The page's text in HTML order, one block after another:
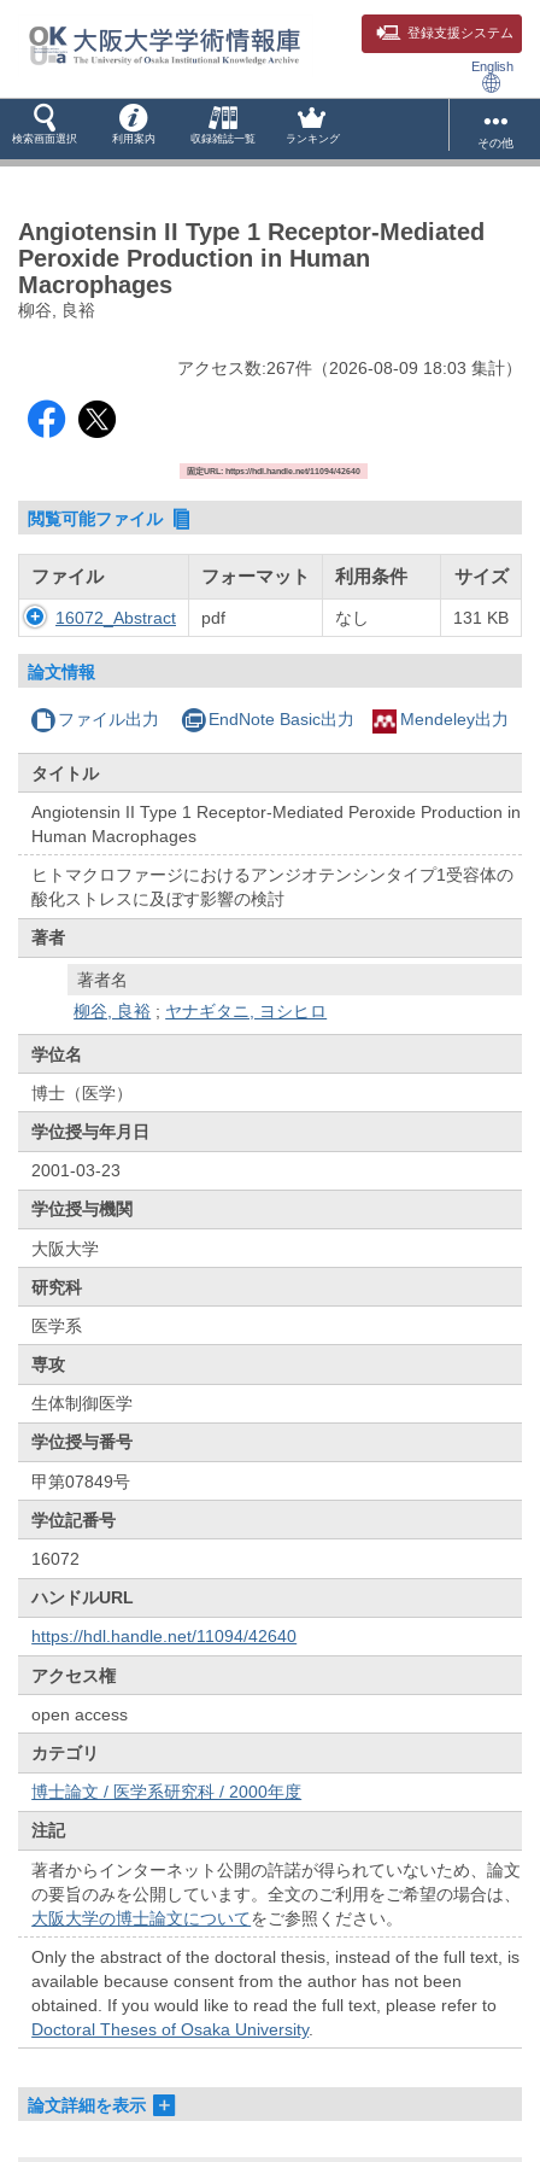
登録支援システム
English
検索画面選択 利用案内 収録雑誌一覧 ランキング その他
Angiotensin II Type 1 Receptor-Mediated
Peroxide Production in Human
Macrophages
柳谷, 良裕
アクセス数:267件 （2026-08-09 18:03 集計）
固定URL: https://hdl.handle.net/11094/42640
閲覧可能ファイル
ファイル フォーマット 利用条件 サイズ
16072_Abstract pdf なし 131 KB
論文情報
ファイル出力 EndNote Basic出力 Mendeley出力
タイトル
Angiotensin II Type 1 Receptor-Mediated Peroxide Production in
Human Macrophages
ヒトマクロファージにおけるアンジオテンシンタイプ1受容体の
酸化ストレスに及ぼす影響の検討
著者
著者名
柳谷, 良裕 ; ヤナギタニ, ヨシヒロ
学位名
博士（医学）
学位授与年月日
2001-03-23
学位授与機関
大阪大学
研究科
医学系
専攻
生体制御医学
学位授与番号
甲第07849号
学位記番号
16072
ハンドルURL
https://hdl.handle.net/11094/42640
アクセス権
open access
カテゴリ
博士論文 / 医学系研究科 / 2000年度
注記
著者からインターネット公開の許諾が得られていないため、論文
の要旨のみを公開しています。全文のご利用をご希望の場合は、
大阪大学の博士論文についてをご参照ください。
Only the abstract of the doctoral thesis, instead of the full text, is
available because consent from the author has not been
obtained. If you would like to read the full text, please refer to
Doctoral Theses of Osaka University.
論文詳細を表示